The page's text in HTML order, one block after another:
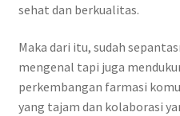
sehat dan berkualitas.
Maka dari itu, sudah
mengenal tapi juga
perkembangan farmasi
yang tajam dan kolaborasi